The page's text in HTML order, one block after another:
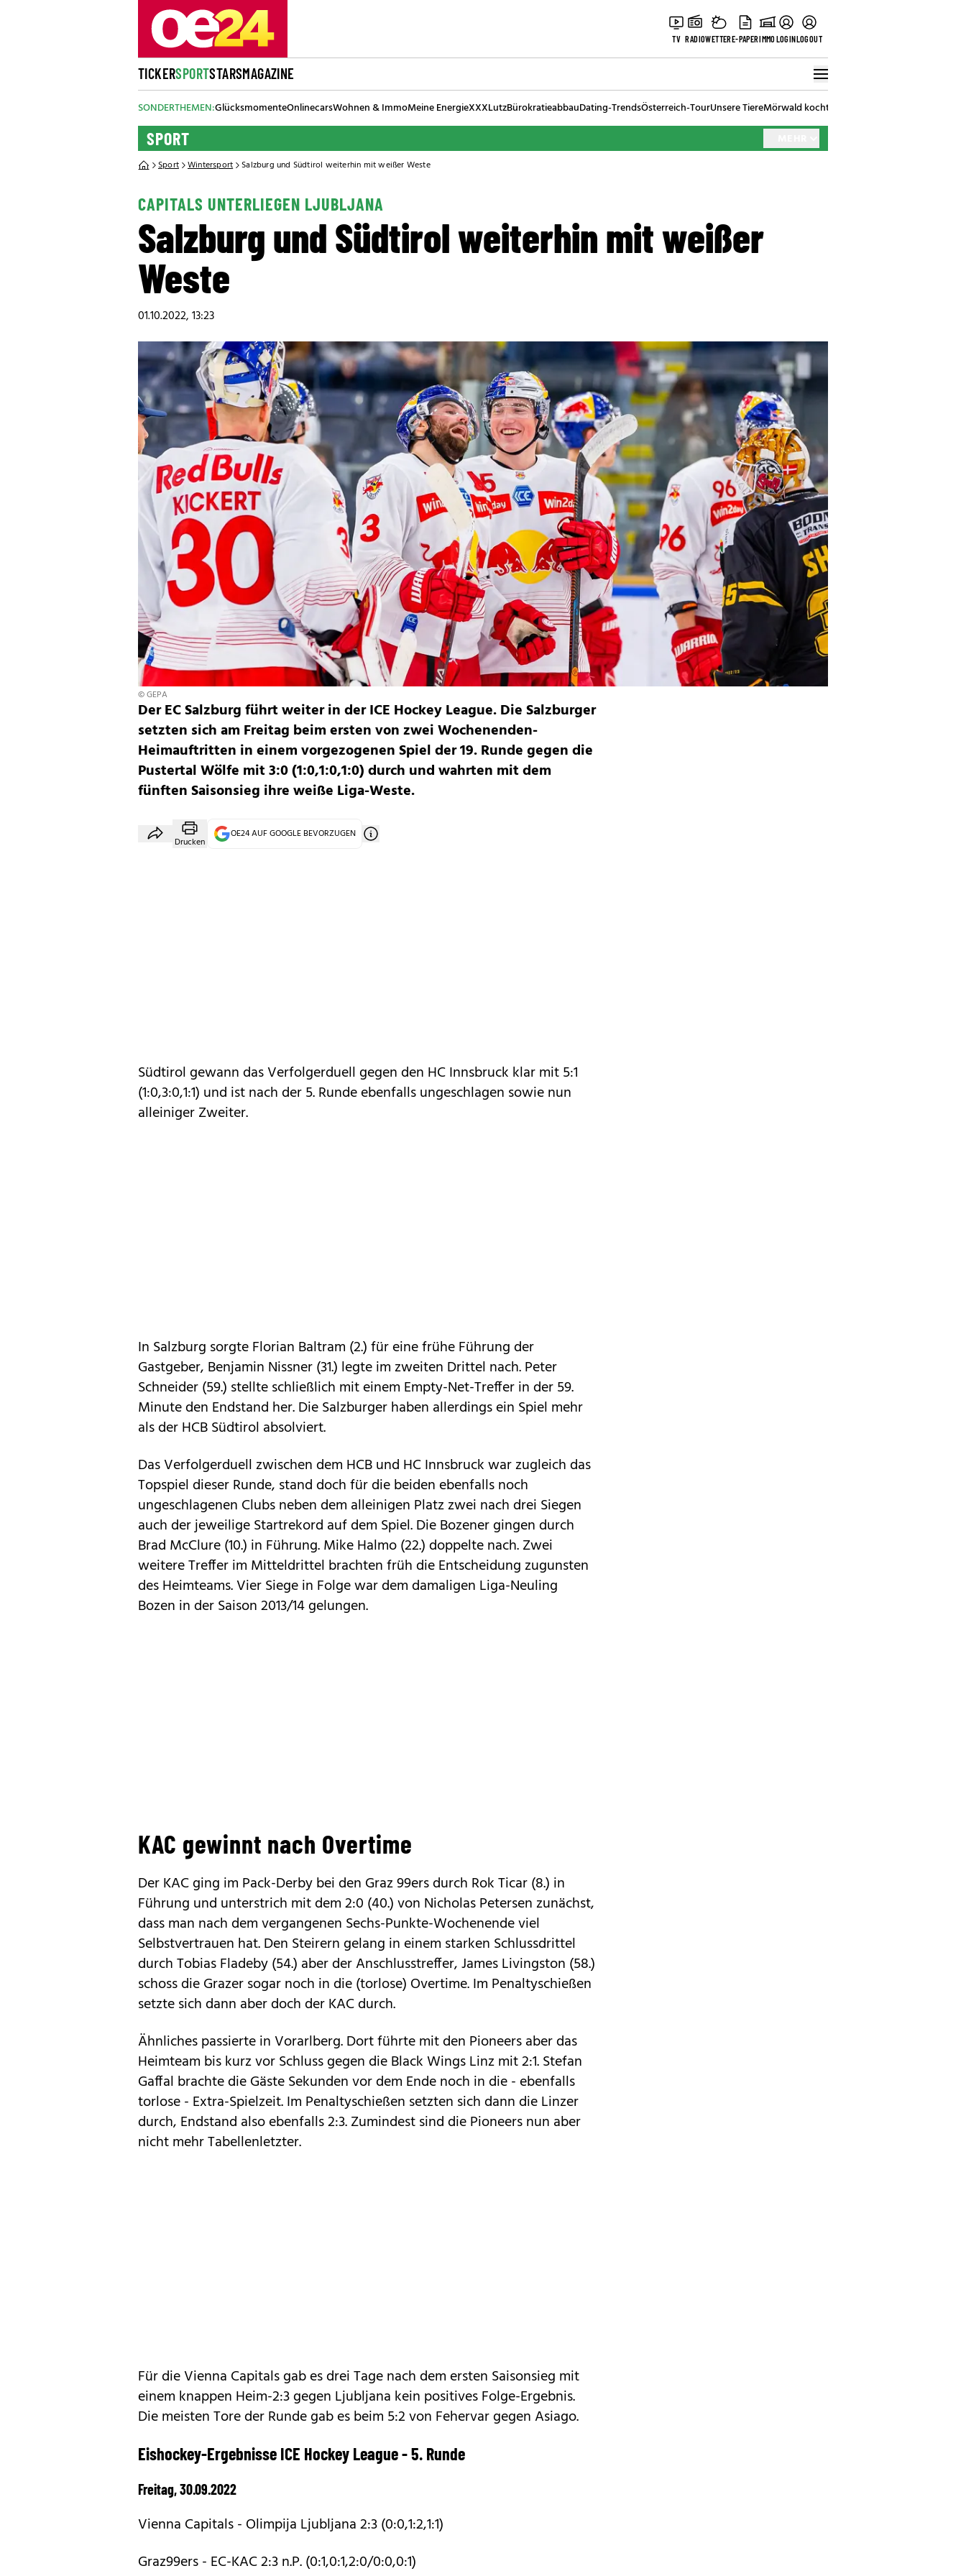
TV RADIOWETTERE-PAPERIMMOLOGINLOGOUT
TICKERSPORTSTARSMAGAZINE
SONDERTHEMEN:GlücksmomenteOnlinecarsWohnen & ImmoMeine EnergieXXXLutzBürokratieabbauDating-TrendsÖsterreich-TourUnsere TiereMörwald kocht
SPORT
Sport Wintersport Salzburg und Südtirol weiterhin mit weißer Weste
CAPITALS UNTERLIEGEN LJUBLJANA
Salzburg und Südtirol weiterhin mit weißer
Weste
01.10.2022, 13:23
© GEPA
Der EC Salzburg führt weiter in der ICE Hockey League. Die Salzburger
setzten sich am Freitag beim ersten von zwei Wochenenden-
Heimauftritten in einem vorgezogenen Spiel der 19. Runde gegen die
Pustertal Wölfe mit 3:0 (1:0,1:0,1:0) durch und wahrten mit dem
fünften Saisonsieg ihre weiße Liga-Weste.
Drucken
OE24 AUF GOOGLE BEVORZUGEN
Südtirol gewann das Verfolgerduell gegen den HC Innsbruck klar mit 5:1
(1:0,3:0,1:1) und ist nach der 5. Runde ebenfalls ungeschlagen sowie nun
alleiniger Zweiter.
In Salzburg sorgte Florian Baltram (2.) für eine frühe Führung der
Gastgeber, Benjamin Nissner (31.) legte im zweiten Drittel nach. Peter
Schneider (59.) stellte schließlich mit einem Empty-Net-Treffer in der 59.
Minute den Endstand her. Die Salzburger haben allerdings ein Spiel mehr
als der HCB Südtirol absolviert.
Das Verfolgerduell zwischen dem HCB und HC Innsbruck war zugleich das
Topspiel dieser Runde, stand doch für die beiden ebenfalls noch
ungeschlagenen Clubs neben dem alleinigen Platz zwei nach drei Siegen
auch der jeweilige Startrekord auf dem Spiel. Die Bozener gingen durch
Brad McClure (10.) in Führung. Mike Halmo (22.) doppelte nach. Zwei
weitere Treffer im Mitteldrittel brachten früh die Entscheidung zugunsten
des Heimteams. Vier Siege in Folge war dem damaligen Liga-Neuling
Bozen in der Saison 2013/14 gelungen.
KAC gewinnt nach Overtime
Der KAC ging im Pack-Derby bei den Graz 99ers durch Rok Ticar (8.) in
Führung und unterstrich mit dem 2:0 (40.) von Nicholas Petersen zunächst,
dass man nach dem vergangenen Sechs-Punkte-Wochenende viel
Selbstvertrauen hat. Den Steirern gelang in einem starken Schlussdrittel
durch Tobias Fladeby (54.) aber der Anschlusstreffer, James Livingston (58.)
schoss die Grazer sogar noch in die (torlose) Overtime. Im Penaltyschießen
setzte sich dann aber doch der KAC durch.
Ähnliches passierte in Vorarlberg. Dort führte mit den Pioneers aber das
Heimteam bis kurz vor Schluss gegen die Black Wings Linz mit 2:1. Stefan
Gaffal brachte die Gäste Sekunden vor dem Ende noch in die - ebenfalls
torlose - Extra-Spielzeit. Im Penaltyschießen setzten sich dann die Linzer
durch, Endstand also ebenfalls 2:3. Zumindest sind die Pioneers nun aber
nicht mehr Tabellenletzter.
Für die Vienna Capitals gab es drei Tage nach dem ersten Saisonsieg mit
einem knappen Heim-2:3 gegen Ljubljana kein positives Folge-Ergebnis.
Die meisten Tore der Runde gab es beim 5:2 von Fehervar gegen Asiago.
Eishockey-Ergebnisse ICE Hockey League - 5. Runde
Freitag, 30.09.2022
Vienna Capitals - Olimpija Ljubljana 2:3 (0:0,1:2,1:1)
Graz99ers - EC-KAC 2:3 n.P. (0:1,0:1,2:0/0:0,0:1)